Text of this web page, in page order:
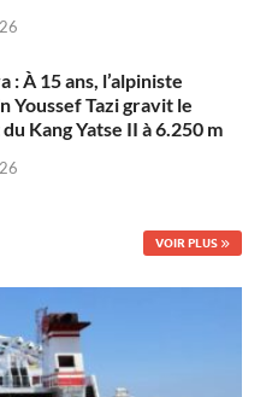
: À 15 ans, l’alpiniste
Youssef Tazi gravit le
Kang Yatse II à 6.250 m
VOIR PLUS